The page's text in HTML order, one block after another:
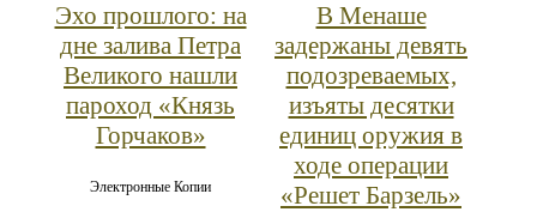
Эхо прошлого: на
дне залива Петра
Великого нашли
пароход «Князь
Горчаков»
Электронные Копии
В Менаше
задержаны девять
подозреваемых,
изъяты десятки
единиц оружия в
ходе операции
«Решет Барзель»